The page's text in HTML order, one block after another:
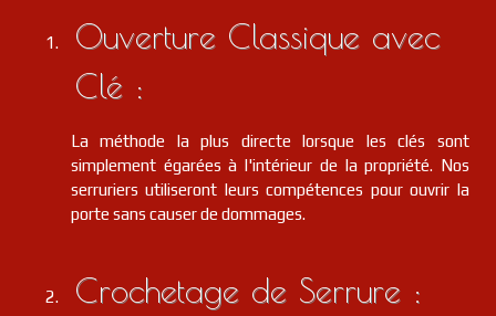
Ouverture Classique avec
Clé :
La méthode la plus directe lorsque les clés sont
simplement égarées à l'intérieur de la propriété. Nos
serruriers utiliseront leurs compétences pour ouvrir la
porte sans causer de dommages.
Crochetage de Serrure :